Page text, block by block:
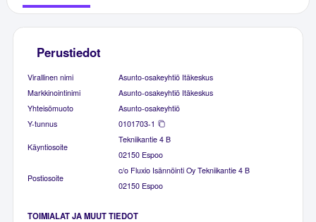
Perustiedot
Virallinen nimi
Asunto-osakeyhtiö Itäkeskus
Markkinointinimi
Asunto-osakeyhtiö Itäkeskus
Yhteisömuoto
Asunto-osakeyhtiö
Y-tunnus
0101703-1
Käyntiosoite
Tekniikantie 4 B
02150 Espoo
Postiosoite
c/o Fluxio Isännöinti Oy Tekniikantie 4 B
02150 Espoo
TOIMIALAT JA MUUT TIEDOT